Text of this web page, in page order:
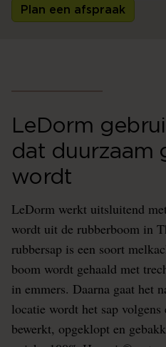
Plan een afspraak
LeDorm
dat duurzaam
wordt
LeDorm werkt uitsluitend
wordt uit de rubberboom in
rubbersap is een soort
boom wordt gehaald met
in emmers. Daarna gaat het
locatie wordt het sap volgens
bewerkt, opgeklopt en